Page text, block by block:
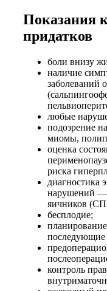
Показания
придатков
боли внизу
наличие
заболеваний
любые
подозрение
миомы,
оценка
риска
диагностика
нарушений —
яичников
бесплодие;
последующие
контроль